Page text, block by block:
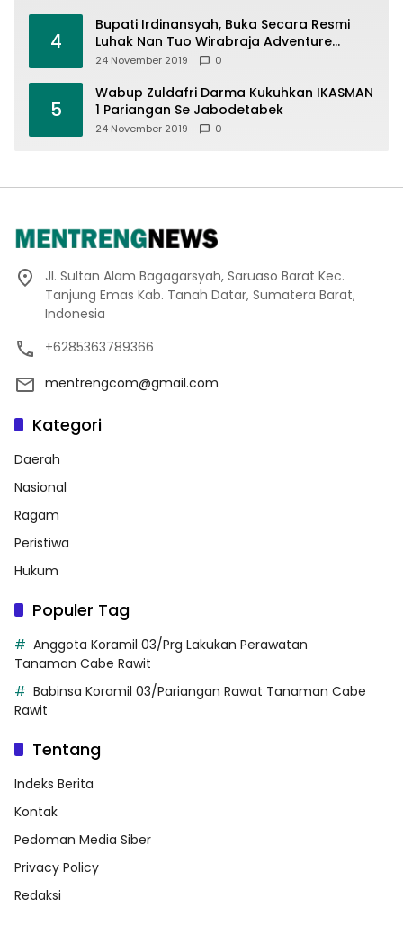
4
Bupati Irdinansyah, Buka Secara Resmi
Luhak Nan Tuo Wirabraja Adventure
Offroad 2019
24 November 2019 0
5
Wabup Zuldafri Darma Kukuhkan IKASMAN
1 Pariangan Se Jabodetabek
24 November 2019 0
Jl. Sultan Alam Bagagarsyah, Saruaso Barat Kec.
Tanjung Emas Kab. Tanah Datar, Sumatera Barat,
Indonesia
+6285363789366
mentrengcom@gmail.com
Kategori
Daerah
Nasional
Ragam
Peristiwa
Hukum
Populer Tag
Anggota Koramil 03/Prg Lakukan Perawatan
Tanaman Cabe Rawit
Babinsa Koramil 03/Pariangan Rawat Tanaman Cabe
Rawit
Tentang
Indeks Berita
Kontak
Pedoman Media Siber
Privacy Policy
Redaksi